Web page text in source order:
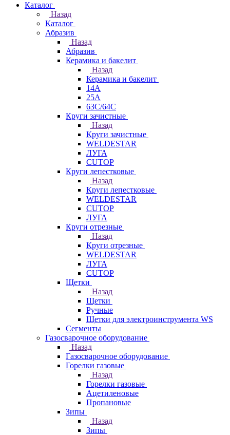
Каталог
Назад
Каталог
Абразив
Назад
Абразив
Керамика и бакелит
Назад
Керамика и бакелит
14А
25А
63С/64С
Круги зачистные
Назад
Круги зачистные
WELDESTAR
ЛУГА
CUTOP
Круги лепестковые
Назад
Круги лепестковые
WELDESTAR
CUTOP
ЛУГА
Круги отрезные
Назад
Круги отрезные
WELDESTAR
ЛУГА
CUTOP
Щетки
Назад
Щетки
Ручные
Щетки для электроинструмента WS
Сегменты
Газосварочное оборудование
Назад
Газосварочное оборудование
Горелки газовые
Назад
Горелки газовые
Ацетиленовые
Пропановые
Зипы
Назад
Зипы